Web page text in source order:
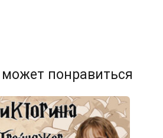
понравиться